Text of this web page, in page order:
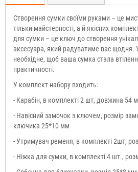
Створення сумки своїми руками – це
тільки майстерності, а й якісних
для сумки – це ключ до створення
аксесуара, який радуватиме вас щодня.
необхідне, щоб ваша сумка стала
практичності.
У комплект набору входить:
- Карабін, в комплекті 2 шт, довжина 54
- Навісний замочок з ключем, розмір
ключика 25*10 мм
- Утримувач ременя, в комплекті 2шт,
- Ніжка для сумки, в комплекті 4 шт.,